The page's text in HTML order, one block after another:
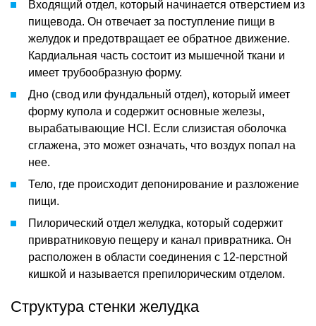
Входящий отдел, который начинается отверстием из
пищевода. Он отвечает за поступление пищи в
желудок и предотвращает ее обратное движение.
Кардиальная часть состоит из мышечной ткани и
имеет трубообразную форму.
Дно (свод или фундальный отдел), который имеет
форму купола и содержит основные железы,
вырабатывающие HCl. Если слизистая оболочка
сглажена, это может означать, что воздух попал на
нее.
Тело, где происходит депонирование и разложение
пищи.
Пилорический отдел желудка, который содержит
привратниковую пещеру и канал привратника. Он
расположен в области соединения с 12-перстной
кишкой и называется препилорическим отделом.
Структура стенки желудка